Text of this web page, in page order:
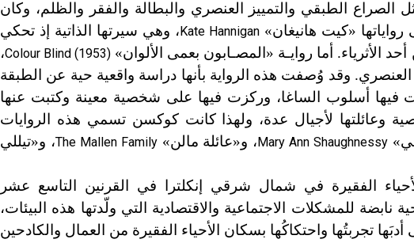
الصراع الطبقي والتمييز العنصري والبطالة والفقر والظلم، وكان
Kate Hannigan، وهي سيرتها الذاتية إذ تحكي
أما روايـة «المصـابون بعمى الألوان» Colour Blind (1953)،
العنصري. وقد وُصفت هذه الرواية بأنها دراسة واقعية حية عن الطبقة
فيها أسلوب الساغا، وركزت فيها على شخصية معينة وكتبت عنها
وعائلتها لأجيال عدة، ولهذا كانت كوكسن تسمي هذه الروايات
Mary Ann Shaughnessy، و«عائلة مالن»The Mallen Family، و«تيللي
الفقيرة في شمال شرقي إنكلترا في القرنين التاسع عشر
نابضة للمشكلات الاجتماعية والاقتصادية التي ولّدتها هذه البيئات،
تجربتُها واحتكاكُها بسكان الأحياء الفقيرة من العمال والكادحين